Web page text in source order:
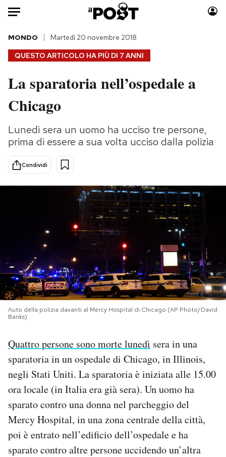
Auto
HOME
Italia
Politica
Tecnologia
Internet
Scienza
Cultura
Economia
Moda
Storie/Idee
Ok Boomer!
Altrecose
Mondiali calcio 2026
PODCAST
NEWSLETTER
I MIEI PREFERITI
SHOP
CALENDARIO
Area Personale
Newsletter
QUESTO ARTICOLO HA PIÙ DI 7 ANNI
MONDO Martedì 20 novembre 2018
La sparatoria nell’ospedale a
Chicago
Lunedì sera un uomo ha ucciso tre persone,
prima di essere a sua volta ucciso dalla polizia
Condividi
Auto della polizia davanti al Mercy Hospital di Chicago (AP Photo/David
Banks)
Quattro persone sono morte lunedì sera in una
sparatoria in un ospedale di Chicago, in Illinois,
negli Stati Uniti. La sparatoria è iniziata alle 15.00
ora locale (in Italia era già sera). Un uomo ha
sparato contro una donna nel parcheggio del
Mercy Hospital, in una zona centrale della città,
poi è entrato nell’edificio dell’ospedale e ha
sparato contro altre persone uccidendo un’altra